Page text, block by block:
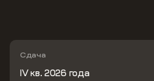
Сдача
IV кв. 2026 года